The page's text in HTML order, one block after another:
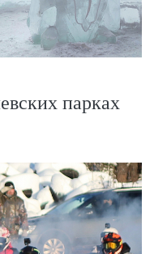
парках